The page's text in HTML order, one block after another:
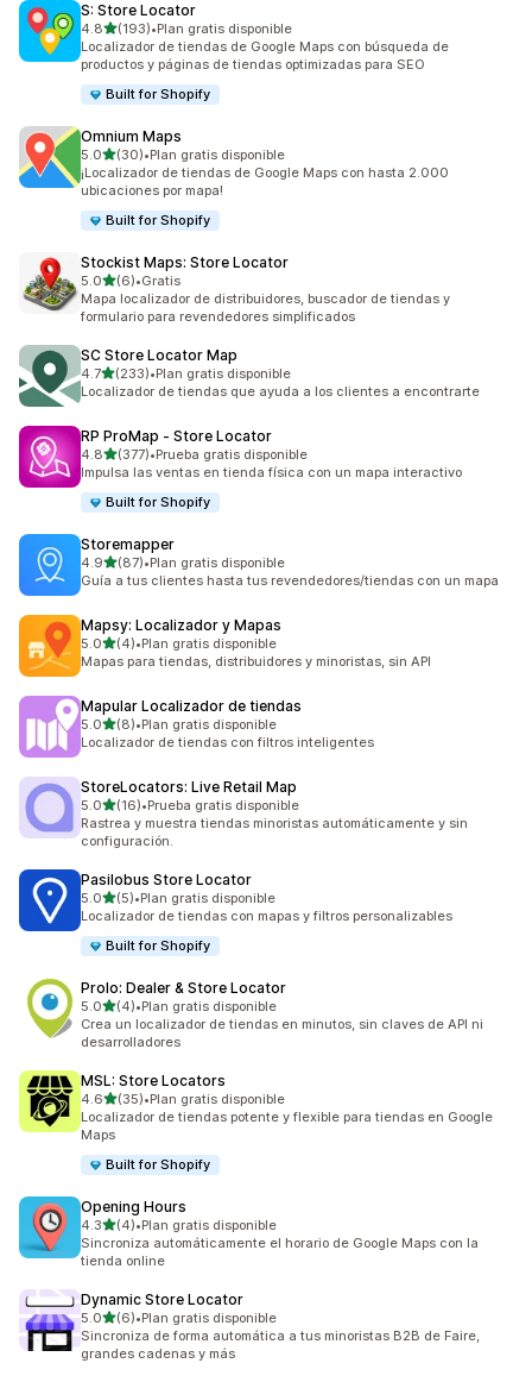
S: Store Locator
4.8de 5 estrellas
(193)
193 reseñas en total
•Plan gratis disponible
Localizador de tiendas de Google Maps con búsqueda de
productos y páginas de tiendas optimizadas para SEO
Built for Shopify
Omnium Maps
5.0de 5 estrellas
(30)
30 reseñas en total
•Plan gratis disponible
¡Localizador de tiendas de Google Maps con hasta 2.000
ubicaciones por mapa!
Built for Shopify
Stockist Maps: Store Locator
5.0de 5 estrellas
(6)
6 reseñas en total
•Gratis
Mapa localizador de distribuidores, buscador de tiendas y
formulario para revendedores simplificados
SC Store Locator Map
4.7de 5 estrellas
(233)
233 reseñas en total
•Plan gratis disponible
Localizador de tiendas que ayuda a los clientes a encontrarte
RP ProMap ‑ Store Locator
4.8de 5 estrellas
(377)
377 reseñas en total
•Prueba gratis disponible
Impulsa las ventas en tienda física con un mapa interactivo
Built for Shopify
Storemapper
4.9de 5 estrellas
(87)
87 reseñas en total
•Plan gratis disponible
Guía a tus clientes hasta tus revendedores/tiendas con un mapa
Mapsy: Localizador y Mapas
5.0de 5 estrellas
(4)
4 reseñas en total
•Plan gratis disponible
Mapas para tiendas, distribuidores y minoristas, sin API
Mapular Localizador de tiendas
5.0de 5 estrellas
(8)
8 reseñas en total
•Plan gratis disponible
Localizador de tiendas con filtros inteligentes
StoreLocators: Live Retail Map
5.0de 5 estrellas
(16)
16 reseñas en total
•Prueba gratis disponible
Rastrea y muestra tiendas minoristas automáticamente y sin
configuración.
Pasilobus Store Locator
5.0de 5 estrellas
(5)
5 reseñas en total
•Plan gratis disponible
Localizador de tiendas con mapas y filtros personalizables
Built for Shopify
Prolo: Dealer & Store Locator
5.0de 5 estrellas
(4)
4 reseñas en total
•Plan gratis disponible
Crea un localizador de tiendas en minutos, sin claves de API ni
desarrolladores
MSL: Store Locators
4.6de 5 estrellas
(35)
35 reseñas en total
•Plan gratis disponible
Localizador de tiendas potente y flexible para tiendas en Google
Maps
Built for Shopify
Opening Hours
4.3de 5 estrellas
(4)
4 reseñas en total
•Plan gratis disponible
Sincroniza automáticamente el horario de Google Maps con la
tienda online
Dynamic Store Locator
5.0de 5 estrellas
(6)
6 reseñas en total
•Plan gratis disponible
Sincroniza de forma automática a tus minoristas B2B de Faire,
grandes cadenas y más